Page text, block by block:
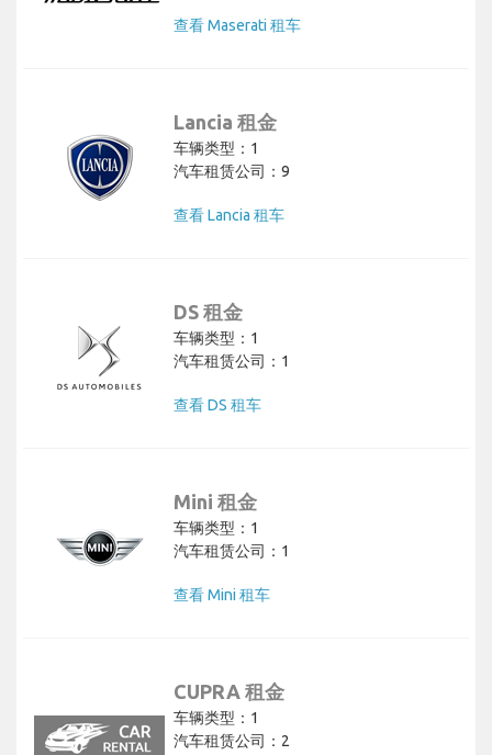
查看 Maserati 租车
Lancia 租金
车辆类型：1
汽车租赁公司：9
查看 Lancia 租车
DS 租金
车辆类型：1
汽车租赁公司：1
查看 DS 租车
Mini 租金
车辆类型：1
汽车租赁公司：1
查看 Mini 租车
CUPRA 租金
车辆类型：1
汽车租赁公司：2